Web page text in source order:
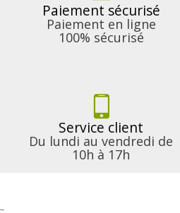
Paiement sécurisé
Paiement en ligne
100% sécurisé
Service client
Du lundi au vendredi de
10h à 17h